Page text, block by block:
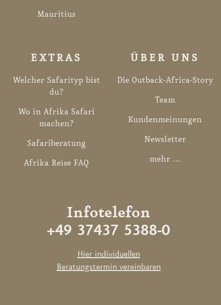
Mauritius
EXTRAS
Welcher Safarityp bist
du?
Wo in Afrika Safari
machen?
Safariberatung
Afrika Reise FAQ
ÜBER UNS
Die Outback-Africa-Story
Team
Kundenmeinungen
Newsletter
mehr ...
Infotelefon
+49 37437 5388-0
Hier individuellen
Beratungstermin vereinbaren